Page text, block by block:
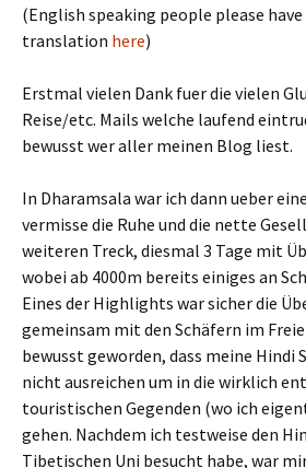
(English speaking people please
translation here)
Erstmal vielen Dank fuer die vielen
Reise/etc. Mails welche laufend
bewusst wer aller meinen Blog liest.
In Dharamsala war ich dann ueber
vermisse die Ruhe und die nette
weiteren Treck, diesmal 3 Tage mit
wobei ab 4000m bereits einiges an
Eines der Highlights war sicher die
gemeinsam mit den Schäfern im
bewusst geworden, dass meine Hindi
nicht ausreichen um in die wirklich
touristischen Gegenden (wo ich
gehen. Nachdem ich testweise den
Tibetischen Uni besucht habe, war